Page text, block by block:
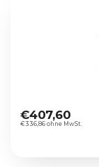
€336,86 ohne MwSt.
€407,60